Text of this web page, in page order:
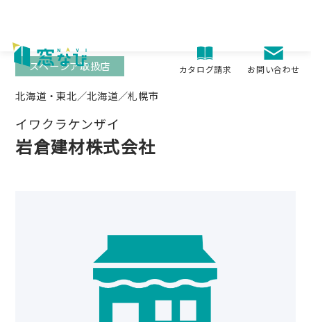
content
カタログ請求 お問い合わせ
北海道・東北／北海道／札幌市
イワクラケンザイ
岩倉建材株式会社
スペーシア取扱店